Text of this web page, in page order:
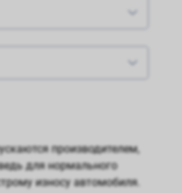
производителем,
для нормального
износу автомобиля.